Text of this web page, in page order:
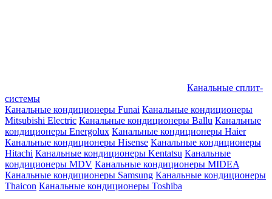
Канальные сплит-
системы
Канальные кондиционеры Funai Канальные кондиционеры
Mitsubishi Electric Канальные кондиционеры Ballu Канальные
кондиционеры Energolux Канальные кондиционеры Haier
Канальные кондиционеры Hisense Канальные кондиционеры
Hitachi Канальные кондиционеры Kentatsu Канальные
кондиционеры MDV Канальные кондиционеры MIDEA
Канальные кондиционеры Samsung Канальные кондиционеры
Thaicon Канальные кондиционеры Toshiba